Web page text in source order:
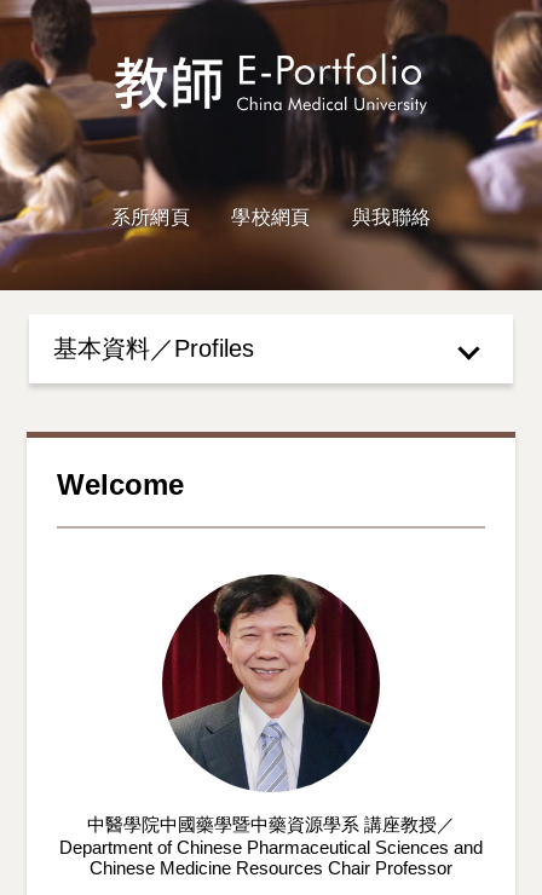
系所網頁 學校網頁 與我聯絡
Welcome
中醫學院中國藥學暨中藥資源學系 講座教授／
Department of Chinese Pharmaceutical Sciences and
Chinese Medicine Resources Chair Professor
基本資料／Profiles